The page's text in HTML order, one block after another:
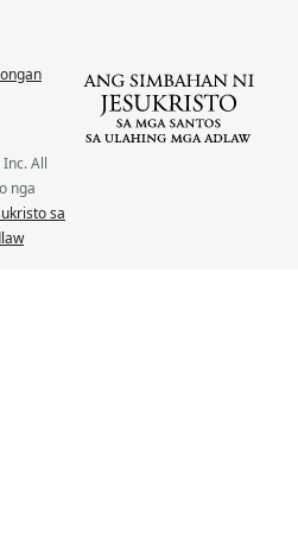
All
nga
sa